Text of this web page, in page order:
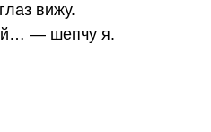
вижу.
— шепчу я.